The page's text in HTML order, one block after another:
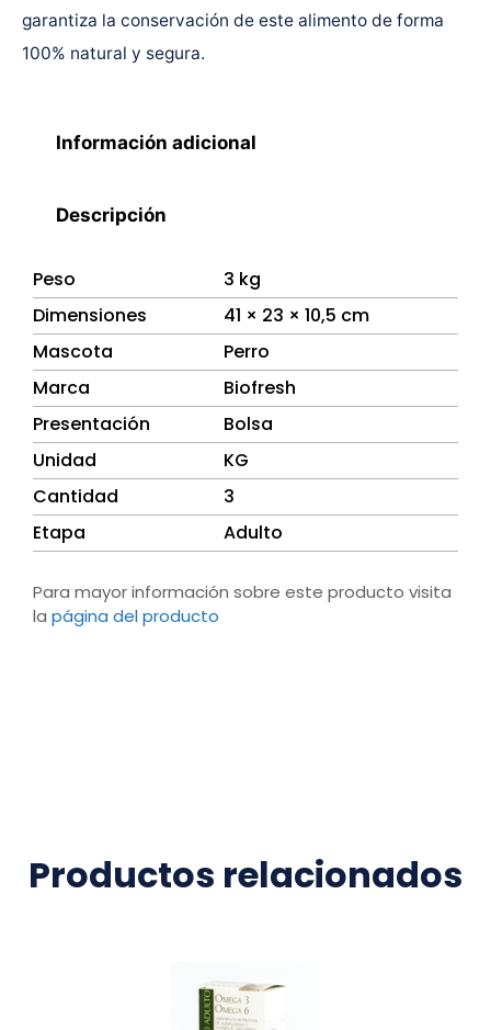
garantiza la conservación de este alimento de forma
100% natural y segura.
Información adicional
Descripción
Peso
3 kg
Dimensiones
41 × 23 × 10,5 cm
Mascota
Perro
Marca
Biofresh
Presentación
Bolsa
Unidad
KG
Cantidad
3
Etapa
Adulto
Para mayor información sobre este producto visita
la página del producto
Productos relacionados